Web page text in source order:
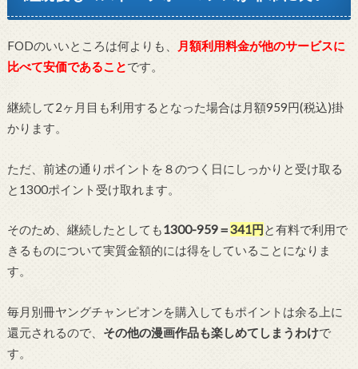
FODのいいところは何よりも、
月額利用料金が他のサービスに
比べて安価であることです。
継続して2ヶ月目も利用するとなった場合は月額959円(税込)掛
かります。
ただ、前述の通りポイントを８のつく日にしっかりと受け取る
と1300ポイント受け取れます。
そのため、継続したとしても1300-959＝341円と有料で利用で
きるものについて実質金額的には得をしていることになりま
す。
毎月別冊ヤングチャンピオンを購入してもポイントは余る上に
還元されるので、 その他の漫画作品も楽しめてしまうわけで
す。